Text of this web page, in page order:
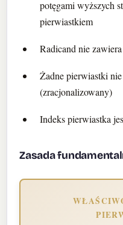
potęgami wyższych
pierwiastkiem
Radicand nie
Żadne pierwiastki
(zracjonalizowany)
Indeks pierwiastka
Zasada